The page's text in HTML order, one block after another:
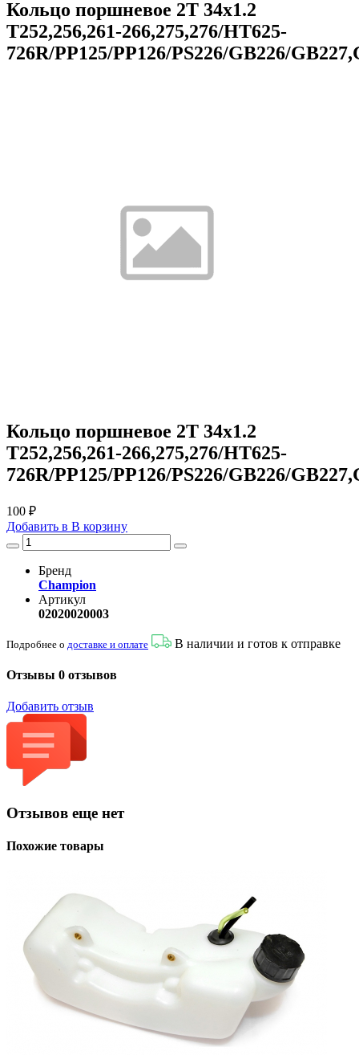
Кольцо поршневое 2T 34x1.2
T252,256,261-266,275,276/HT625-
726R/PP125/PP126/PS226/GB226/
Кольцо поршневое 2T 34x1.2
T252,256,261-266,275,276/HT625-
726R/PP125/PP126/PS226/GB226/
100 ₽
Добавить в В корзину
Бренд
Champion
Артикул
02020020003
Подробнее о доставке и оплате В наличии и готов к отправке
Отзывы 0 отзывов
Добавить отзыв
Отзывов еще нет
Похожие товары